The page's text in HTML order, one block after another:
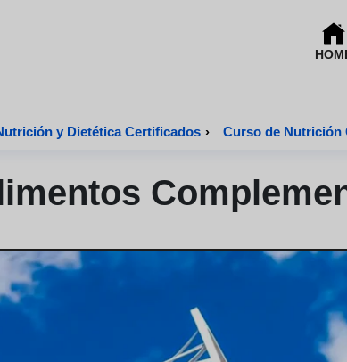
Cursos Online de Nutrición y Dietética Certificados › Curso de Nutrición